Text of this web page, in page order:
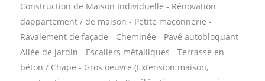
Construction de Maison Individuelle - Rénovation
dappartement / de maison - Petite maçonnerie -
Ravalement de façade - Cheminée - Pavé autobloquant -
Allée de jardin - Escaliers métalliques - Terrasse en
béton / Chape - Gros oeuvre (Extension maison,